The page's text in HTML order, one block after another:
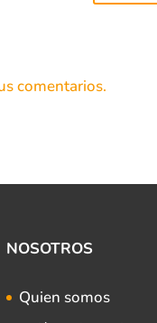
comentarios.
NOSOTROS
Quien somos